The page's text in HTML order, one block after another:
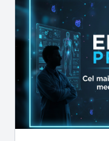
Interacțiune live
Discuții și
webinariilor live
Participare la
Eduson
📺Acces complet
Acces la
în abonament
Vizualizare
📈Dezvoltare